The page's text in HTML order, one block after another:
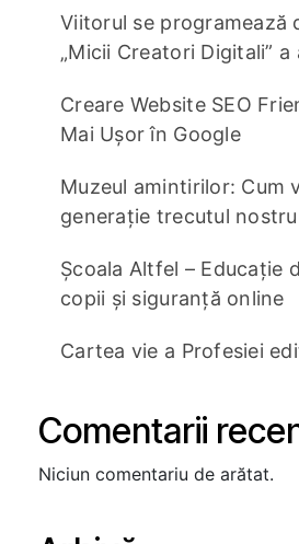
Viitorul se programează
„Micii Creatori Digitali” a
Creare Website SEO
Mai Ușor în Google
Muzeul amintirilor: Cum
generație trecutul
Școala Altfel – Educație
copii și siguranță online
Cartea vie a Profesiei
Comentarii
Niciun comentariu de arătat.